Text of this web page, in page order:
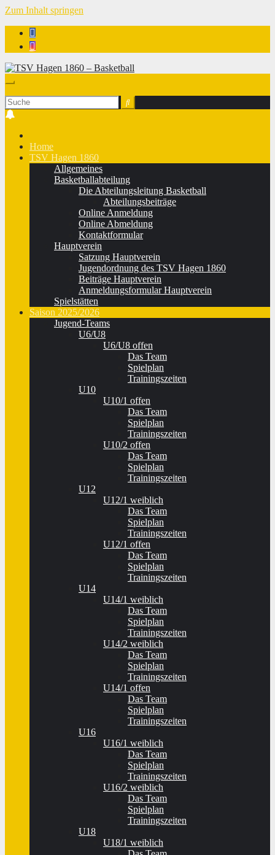
Zum Inhalt springen
Home
TSV Hagen 1860
Allgemeines
Basketballabteilung
Die Abteilungsleitung Basketball
Abteilungsbeiträge
Online Anmeldung
Online Abmeldung
Kontaktformular
Hauptverein
Satzung Hauptverein
Jugendordnung des TSV Hagen 1860
Beiträge Hauptverein
Anmeldungsformular Hauptverein
Spielstätten
Saison 2025/2026
Jugend-Teams
U6/U8
U6/U8 offen
Das Team
Spielplan
Trainingszeiten
U10
U10/1 offen
Das Team
Spielplan
Trainingszeiten
U10/2 offen
Das Team
Spielplan
Trainingszeiten
U12
U12/1 weiblich
Das Team
Spielplan
Trainingszeiten
U12/1 offen
Das Team
Spielplan
Trainingszeiten
U14
U14/1 weiblich
Das Team
Spielplan
Trainingszeiten
U14/2 weiblich
Das Team
Spielplan
Trainingszeiten
U14/1 offen
Das Team
Spielplan
Trainingszeiten
U16
U16/1 weiblich
Das Team
Spielplan
Trainingszeiten
U16/2 weiblich
Das Team
Spielplan
Trainingszeiten
U18
U18/1 weiblich